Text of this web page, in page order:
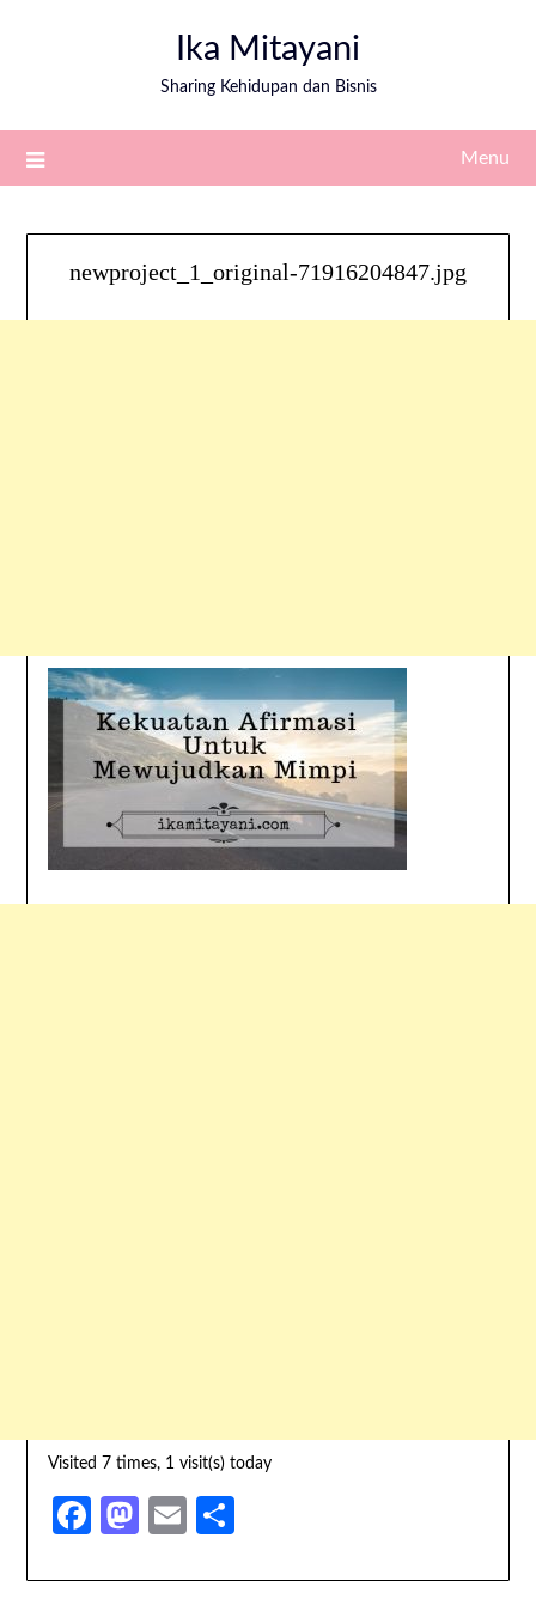
Ika Mitayani
Sharing Kehidupan dan Bisnis
Menu
newproject_1_original-71916204847.jpg
Visited 7 times, 1 visit(s) today
Facebook
Mastodon
Email